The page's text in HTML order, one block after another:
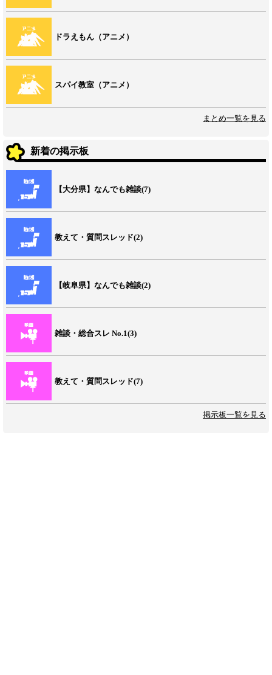
ドラえもん（アニメ）
スパイ教室（アニメ）
まとめ一覧を見る
新着の掲示板
【大分県】なんでも雑談(7)
教えて・質問スレッド(2)
【岐阜県】なんでも雑談(2)
雑談・総合スレ No.1(3)
教えて・質問スレッド(7)
掲示板一覧を見る